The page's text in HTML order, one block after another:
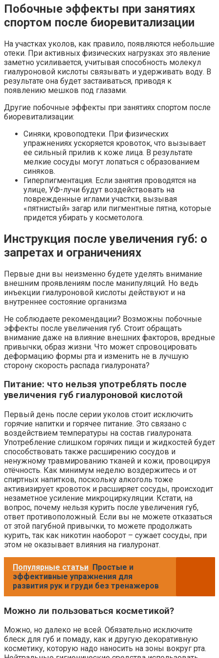
Побочные эффекты при занятиях
спортом после биоревитализации
На участках уколов, как правило, появляются небольшие
отеки. При активных физических нагрузках это явление
заметно усиливается, учитывая способность молекул
гиалуроновой кислоты связывать и удерживать воду. В
результате она будет застаиваться, приводя к
появлению мешков под глазами.
Другие побочные эффекты при занятиях спортом после
биоревитализации:
Синяки, кровоподтеки. При физических
упражнениях ускоряется кровоток, что вызывает
ее сильный прилив к коже лица. В результате
мелкие сосуды могут лопаться с образованием
синяков.
Гиперпигментация. Если занятия проводятся на
улице, УФ-лучи будут воздействовать на
поврежденные иглами участки, вызывая
«пятнистый» загар или пигментные пятна, которые
придется убирать у косметолога.
Инструкция после увеличения губ: о
запретах и ограничениях
Первые дни вы неизменно будете уделять внимание
внешним проявлениям после манипуляций. Но ведь
инъекции гиалуроновой кислоты действуют и на
внутреннее состояние организма
Не соблюдаете рекомендации? Возможны побочные
эффекты после увеличения губ. Стоит обращать
внимание даже на влияние внешних факторов, вредные
привычки, образ жизни. Что может спровоцировать
деформацию формы рта и изменить не в лучшую
сторону скорость распада гиалуроната?
Питание: что нельзя употреблять после
увеличения губ гиалуроновой кислотой
Первый день после серии уколов стоит исключить
горячие напитки и горячее питание. Это связано с
воздействием температуры на состав гиалуроната.
Употребление слишком горячих пищи и жидкостей будет
способствовать также расширению сосудов и
ненужному травмированию тканей и кожи, провоцируя
отёчность. Как минимум неделю воздержитесь и от
спиртных напитков, поскольку алкоголь тоже
активизирует кровоток и расширяет сосуды, происходит
незаметное усиление микроциркуляции. Кстати, на
вопрос, почему нельзя курить после увеличения губ,
ответ противоположный. Если вы не можете отказаться
от этой пагубной привычки, то можете продолжать
курить, так как никотин наоборот – сужает сосуды, при
этом не оказывает влияния на гиалуронат.
Популярные статьи Простые и
эффективные упражнения для
развития рук и груди без тренажеров
Можно ли пользоваться косметикой?
Можно, но далеко не всей. Обязательно исключите
блеск для губ и помаду, как и другую декоративную
косметику, которую надо наносить на зоны вокруг рта.